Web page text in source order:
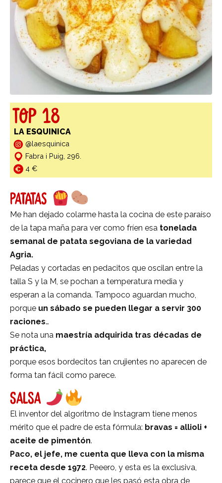
TOP 18
LA ESQUINICA
@laesquinica
Fabra i Puig, 296.
4 €
PATATAS
Me han dejado colarme hasta la cocina de este paraíso
de la tapa maña para ver como fríen esa tonelada
semanal de patata segoviana de la variedad
Agria.
Peladas y cortadas en pedacitos que oscilan entre la
talla S y la M, se pochan a temperatura media y
esperan a la comanda. Tampoco aguardan mucho,
porque un sábado se pueden llegar a servir 300
raciones…
Se nota una maestría adquirida tras décadas de
práctica,
porque esos bordecitos tan crujientes no aparecen de
forma tan fácil como parece.
SALSA
El inventor del algoritmo de Instagram tiene menos
mérito que el padre de esta fórmula: bravas = allioli +
aceite de pimentón.
Paco, el jefe, me cuenta que lleva con la misma
receta desde 1972. Peeero, y esta es la exclusiva,
parece que el cocinero que les pasó esta obra de